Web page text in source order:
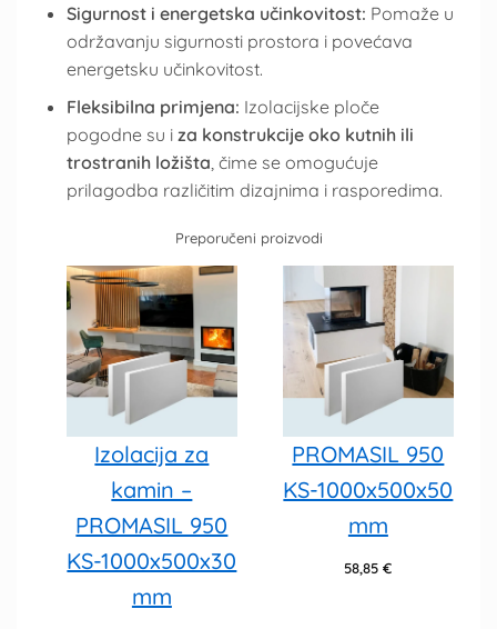
Sigurnost i energetska učinkovitost: Pomaže u
održavanju sigurnosti prostora i povećava
energetsku učinkovitost.
Fleksibilna primjena: Izolacijske ploče
pogodne su iza konstrukcije oko kutnih ili
trostranih ložišta, čime se omogućuje
prilagodba različitim dizajnima i rasporedima.
Preporučeni proizvodi
Izolacija za
kamin –
PROMASIL 950
KS-1000x500x30
mm
PROMASIL 950
KS-1000x500x50
mm
58,85€